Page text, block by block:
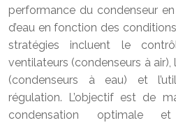
performance du condenseur
d’eau en fonction des
stratégies incluent le
ventilateurs (condenseurs à air),
(condenseurs à eau) et
régulation. L’objectif est de
condensation optimale